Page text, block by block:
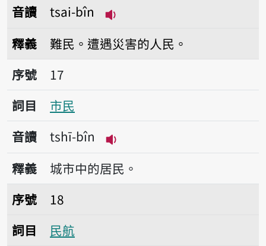
音讀
tsai-bîn
釋義
難民。遭遇災害的人民。
序號17市民
序號
17
詞目
市民
音讀
tshī-bîn
播放音讀tshī-bîn
釋義
城市中的居民。
序號18民航
序號
18
詞目
民航